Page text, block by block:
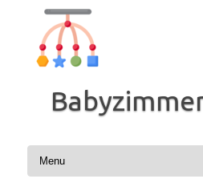
Inhalt
springen